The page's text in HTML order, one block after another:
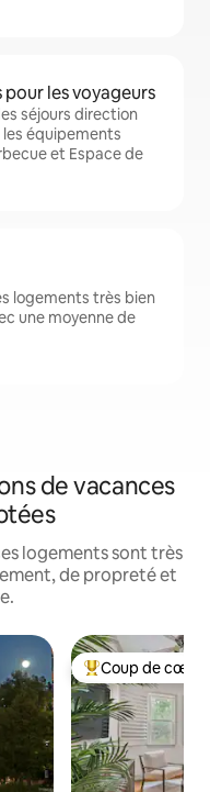
les voyageurs
séjours direction
équipements
et Espace de
logements très bien
une moyenne de
de vacances
logements sont très
de propreté et
Coups de cœur
Coup de cœur